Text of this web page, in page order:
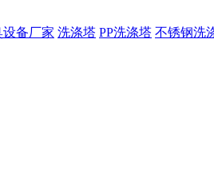
备厂家 洗涤塔 PP洗涤塔 不锈钢洗